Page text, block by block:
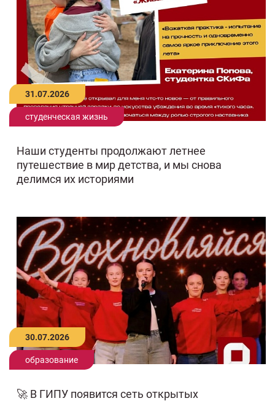
31.07.2026
студенческая жизнь
Наши студенты продолжают летнее
путешествие в мир детства, и мы снова
делимся их историями
30.07.2026
образование
🚀 В ГИПУ появится сеть открытых